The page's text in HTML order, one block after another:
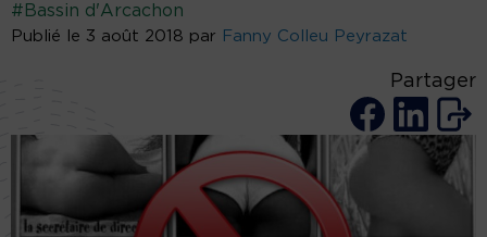
#Bassin d'Arcachon
Publié le 3 août 2018 par Fanny Colleu Peyrazat
Partager